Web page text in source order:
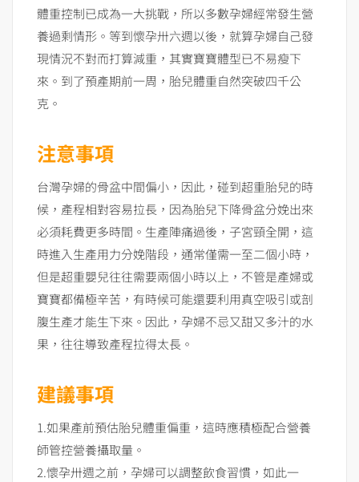
體重控制已成為一大挑戰，所以多數孕婦經常發生營
養過剩情形。等到懷孕卅六週以後，就算孕婦自己發
現情況不對而打算減重，其實寶寶體型已不易瘦下
來。到了預產期前一周，胎兒體重自然突破四千公
克。
注意事項
台灣孕婦的骨盆中間偏小，因此，碰到超重胎兒的時
候，產程相對容易拉長，因為胎兒下降骨盆分娩出來
必須耗費更多時間。生產陣痛過後，子宮頸全開，這
時進入生產用力分娩階段，通常僅需一至二個小時，
但是超重嬰兒往往需要兩個小時以上，不管是產婦或
寶寶都備極辛苦，有時候可能還要利用真空吸引或剖
腹生產才能生下來。因此，孕婦不忌又甜又多汁的水
果，往往導致產程拉得太長。
建議事項
1.如果產前預估胎兒體重偏重，這時應積極配合營養
師管控營養攝取量。
2.懷孕卅週之前，孕婦可以調整飲食習慣，如此一